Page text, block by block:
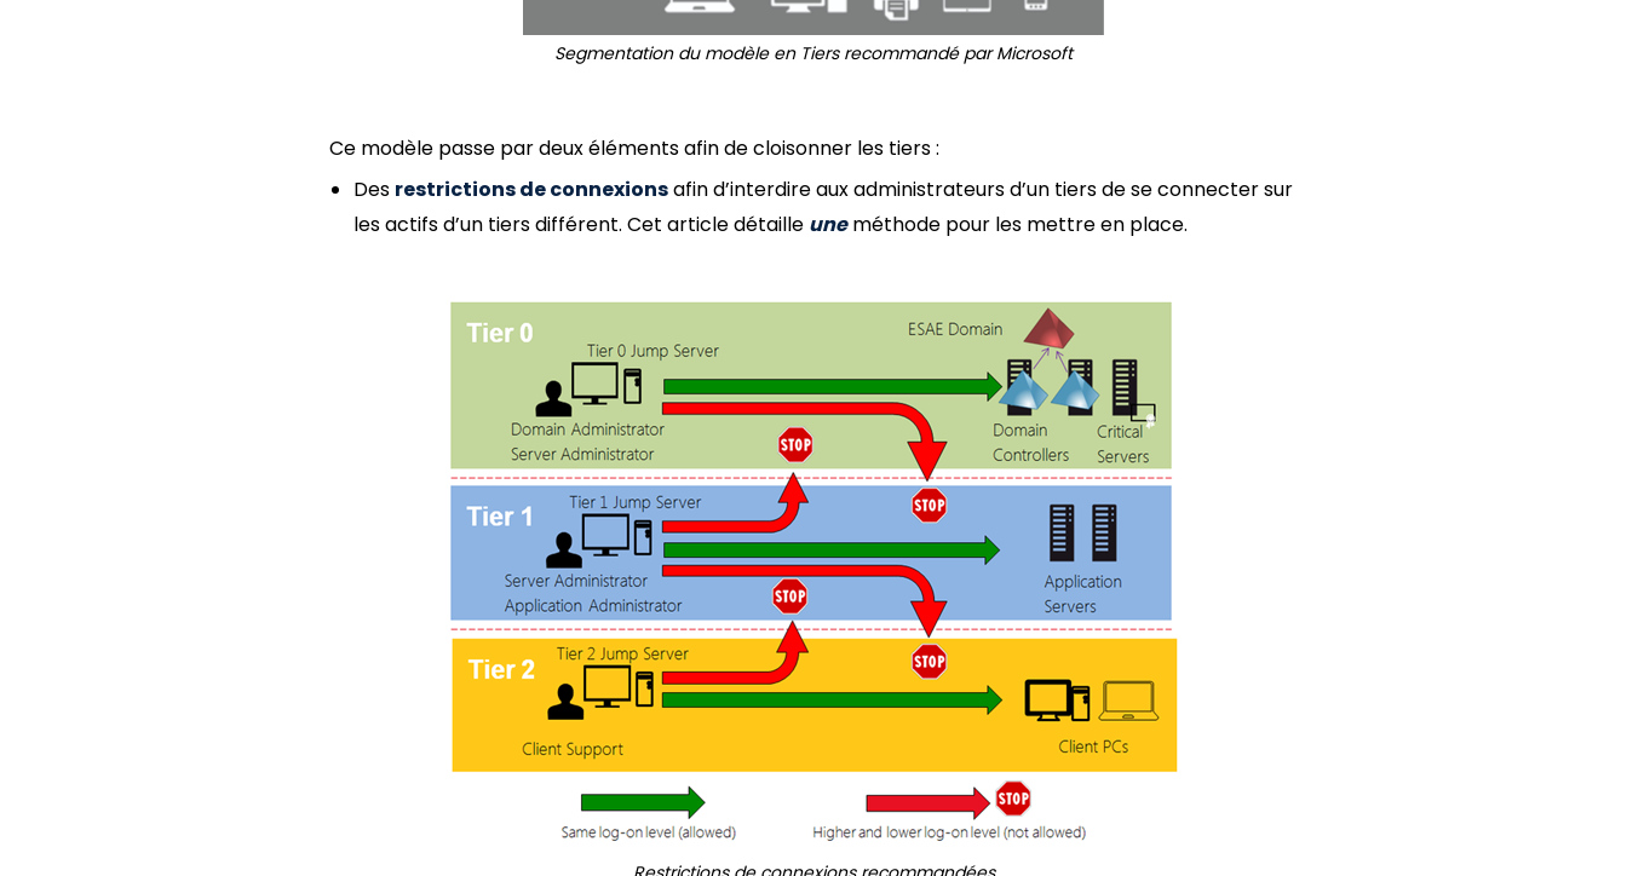
Segmentation du modèle en Tiers recommandé par Microsoft
Ce modèle passe par deux éléments afin de cloisonner les tiers :
Des restrictions de connexionsafin d’interdire aux administrateurs d’un tiers de se connecter sur
les actifs d’un tiers différent. Cet article détaille uneméthode pour les mettre en place.